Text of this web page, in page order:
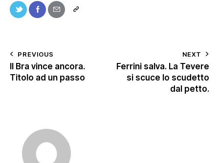
PREVIOUS
Il Bra vince ancora.
Titolo ad un passo
NEXT
Ferrini salva. La Tevere
si scuce lo scudetto
dal petto.